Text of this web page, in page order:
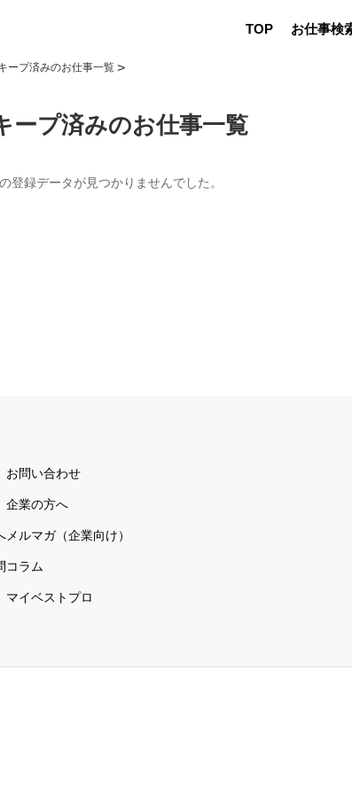
TOP お仕事検
ープ済みのお仕事一覧
ープ済みのお仕事一覧
登録データが見つかりませんでした。
お問い合わせ
企業の方へ
メルマガ（企業向け）
コラム
マイベストプロ